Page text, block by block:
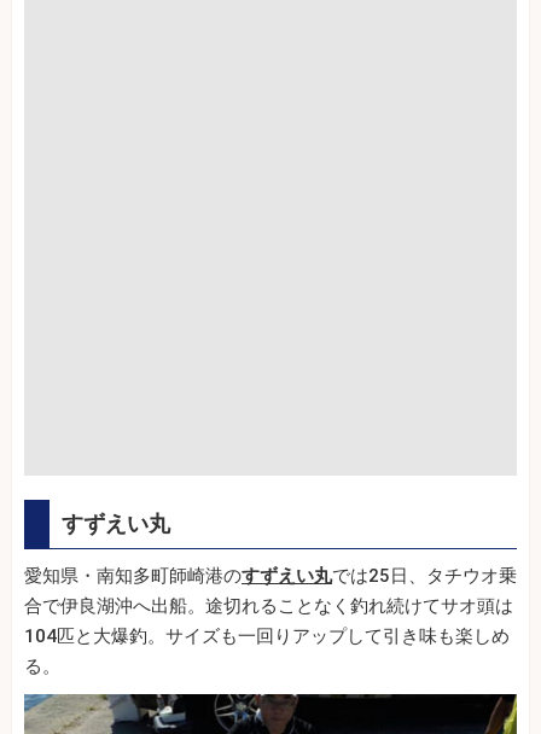
すずえい丸
愛知県・南知多町師崎港のすずえい丸では25日、タチウオ乗
合で伊良湖沖へ出船。途切れることなく釣れ続けてサオ頭は
104匹と大爆釣。サイズも一回りアップして引き味も楽しめ
る。